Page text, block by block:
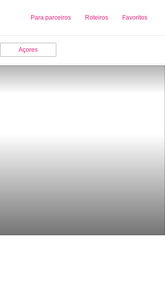
Para parceiros Roteiros Favoritos
Sobre nós Adicionar uma Empresa
Açores